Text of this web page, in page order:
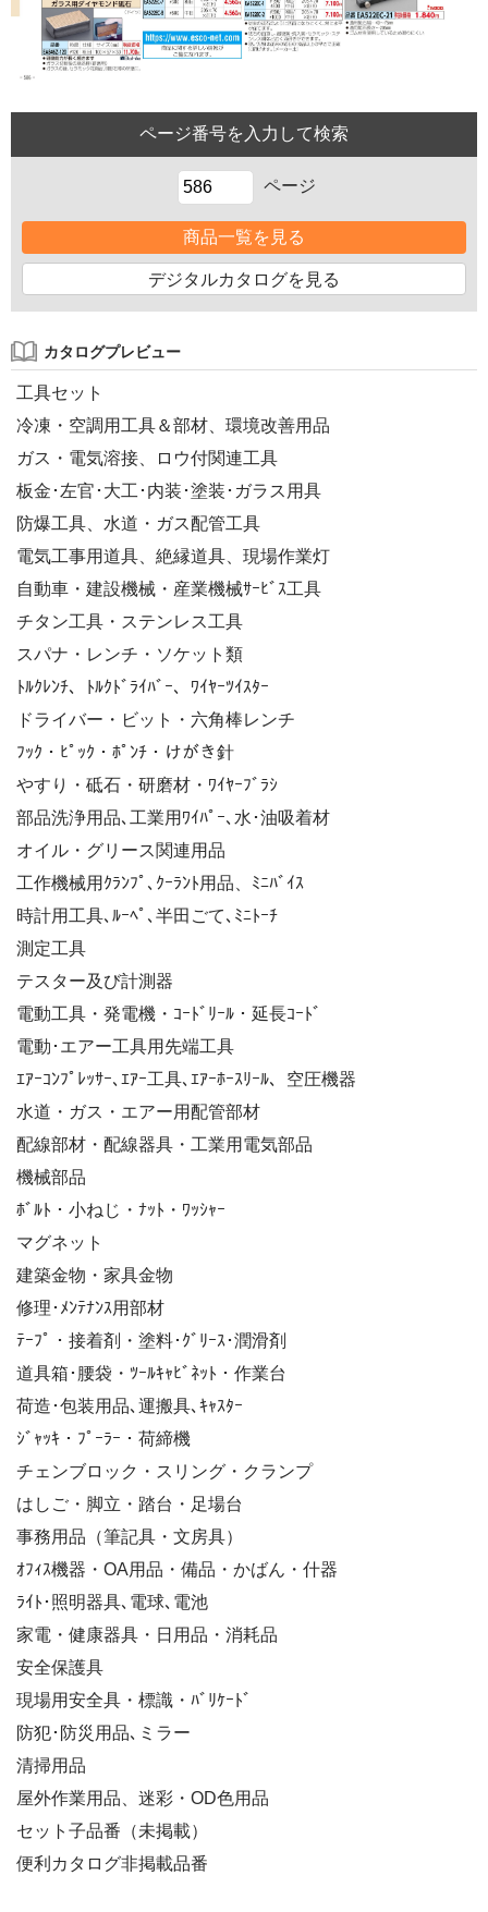
ページ
商品一覧を見る
デジタルカタログを見る
カタログプレビュー
工具セット
冷凍・空調用工具＆部材、環境改善用品
ガス・電気溶接、ロウ付関連工具
板金･左官･大工･内装･塗装･ガラス用具
防爆工具、水道・ガス配管工具
電気工事用道具、絶縁道具、現場作業灯
自動車・建設機械・産業機械ｻｰﾋﾞｽ工具
チタン工具・ステンレス工具
スパナ・レンチ・ソケット類
ﾄﾙｸﾚﾝﾁ、ﾄﾙｸﾄﾞﾗｲﾊﾞｰ、ﾜｲﾔｰﾂｲｽﾀｰ
ドライバー・ビット・六角棒レンチ
ﾌｯｸ・ﾋﾟｯｸ・ﾎﾟﾝﾁ・けがき針
やすり・砥石・研磨材・ﾜｲﾔｰﾌﾞﾗｼ
部品洗浄用品､工業用ﾜｲﾊﾟｰ､水･油吸着材
オイル・グリース関連用品
工作機械用ｸﾗﾝﾌﾟ､ｸｰﾗﾝﾄ用品、ﾐﾆﾊﾞｲｽ
時計用工具､ﾙｰﾍﾟ､半田ごて､ﾐﾆﾄｰﾁ
測定工具
テスター及び計測器
電動工具・発電機・ｺｰﾄﾞﾘｰﾙ・延長ｺｰﾄﾞ
電動･エアー工具用先端工具
ｴｱｰｺﾝﾌﾟﾚｯｻｰ､ｴｱｰ工具､ｴｱｰﾎｰｽﾘｰﾙ、空圧機器
水道・ガス・エアー用配管部材
配線部材・配線器具・工業用電気部品
機械部品
ﾎﾞﾙﾄ・小ねじ・ﾅｯﾄ・ﾜｯｼｬｰ
マグネット
建築金物・家具金物
修理･ﾒﾝﾃﾅﾝｽ用部材
ﾃｰﾌﾟ・接着剤・塗料･ｸﾞﾘｰｽ･潤滑剤
道具箱･腰袋・ﾂｰﾙｷｬﾋﾞﾈｯﾄ・作業台
荷造･包装用品､運搬具､ｷｬｽﾀｰ
ｼﾞｬｯｷ・ﾌﾟｰﾗｰ・荷締機
チェンブロック・スリング・クランプ
はしご・脚立・踏台・足場台
事務用品（筆記具・文房具）
ｵﾌｨｽ機器・OA用品・備品・かばん・什器
ﾗｲﾄ･照明器具､電球､電池
家電・健康器具・日用品・消耗品
安全保護具
現場用安全具・標識・ﾊﾞﾘｹｰﾄﾞ
防犯･防災用品､ミラー
清掃用品
屋外作業用品、迷彩・OD色用品
セット子品番（未掲載）
便利カタログ非掲載品番